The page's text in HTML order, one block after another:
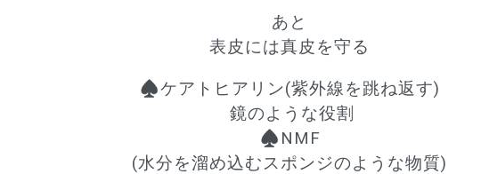
あと
表皮には真皮を守る
♠️ケアトヒアリン(紫外線を跳ね返す)
鏡のような役割
♠️NMF
(水分を溜め込むスポンジのような物質)